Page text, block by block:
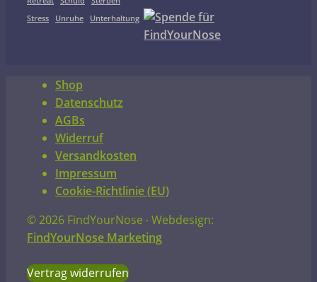
Stress
Unruhe Unterhaltung
Shop
Datenschutz
AGBs
Widerruf
Versandkosten
Impressum
Cookie-Richtlinie (EU)
© 2026 FindYourNose ∙ Webdesign:
FindYourNose Marketing
Vertrag widerrufen